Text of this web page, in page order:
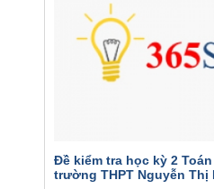
Đề kiểm tra học kỳ 2 Toán
trường THPT Nguyễn Thị